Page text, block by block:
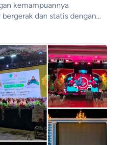
kemampuannya
dan statis dengan…